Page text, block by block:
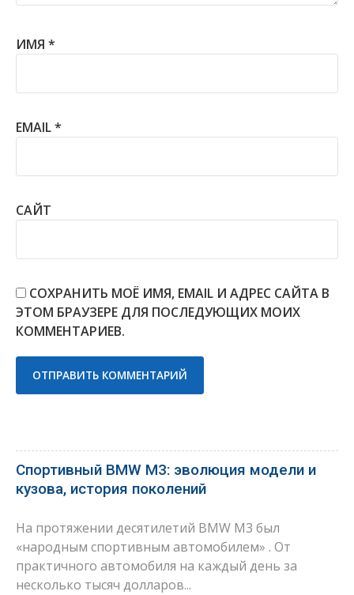
ИМЯ *
EMAIL*
САЙТ
СОХРАНИТЬ МОЁ ИМЯ, EMAIL И АДРЕС САЙТА В
ЭТОМ БРАУЗЕРЕ ДЛЯ ПОСЛЕДУЮЩИХ МОИХ
КОММЕНТАРИЕВ.
Спортивный BMW M3: эволюция модели и
кузова, история поколений
На протяжении десятилетий BMW M3 был
«народным спортивным автомобилем» . От
практичного автомобиля на каждый день за
несколько тысяч долларов...